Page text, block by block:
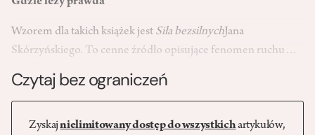
Wzorem dla takich książek jest Siła bezsilnychJana
Skórzyńskiego. To cenne źródło opisujące fenomen ruchu…
Czytaj bez ograniczeń
Zyskajnielimitowany dostęp do wszystkichartykułów,